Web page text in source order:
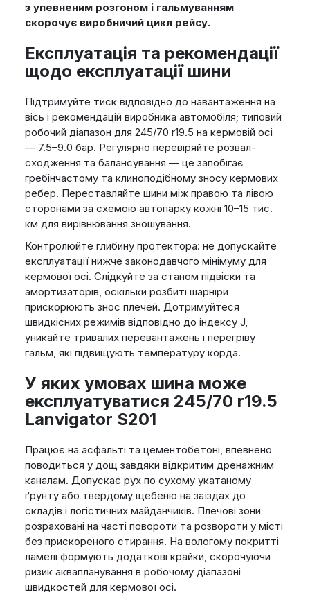
з упевненим розгоном і гальмуванням
скорочує виробничий цикл рейсу.
Експлуатація та рекомендації
щодо експлуатації шини
Підтримуйте тиск відповідно до навантаження на
вісь і рекомендацій виробника автомобіля; типовий
робочий діапазон для 245/70 r19.5 на кермовій осі
— 7.5–9.0 бар. Регулярно перевіряйте розвал-
сходження та балансування — це запобігає
гребінчастому та клиноподібному зносу кермових
ребер. Переставляйте шини між правою та лівою
сторонами за схемою автопарку кожні 10–15 тис.
км для вирівнювання зношування.
Контролюйте глибину протектора: не допускайте
експлуатації нижче законодавчого мінімуму для
кермової осі. Слідкуйте за станом підвіски та
амортизаторів, оскільки розбиті шарніри
прискорюють знос плечей. Дотримуйтеся
швидкісних режимів відповідно до індексу J,
уникайте тривалих перевантажень і перегріву
гальм, які підвищують температуру корда.
У яких умовах шина може
експлуатуватися 245/70 r19.5
Lanvigator S201
Працює на асфальті та цементобетоні, впевнено
поводиться у дощ завдяки відкритим дренажним
каналам. Допускає рух по сухому укатаному
ґрунту або твердому щебеню на заїздах до
складів і логістичних майданчиків. Плечові зони
розраховані на часті повороти та розвороти у місті
без прискореного стирання. На вологому покритті
ламелі формують додаткові крайки, скорочуючи
ризик аквапланування в робочому діапазоні
швидкостей для кермової осі.